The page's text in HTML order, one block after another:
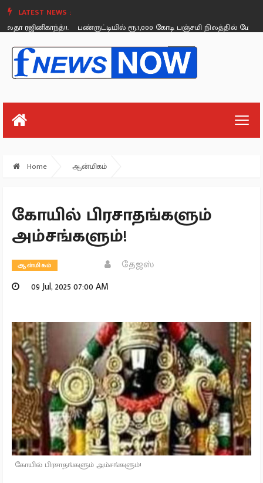
LATEST NEWS :
பண்ருட்டியில் ரூ.1,000 கோடி பஞ்சமி நிலத்தில் மோசடி -
Sunday, August 26
Home ஆன்மிகம்
கோயில் பிரசாதங்களும்
அம்சங்களும்!
ஆன்மிகம்
தேஜஸ்
09 Jul, 2025 07:00 AM
கோயில் பிரசாதங்களும் அம்சங்களும்!